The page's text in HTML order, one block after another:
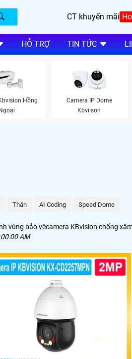
CT khuyến mãi
HỖ TRỢ TIN TỨC
Hồng
Camera IP Dome
Kbviison
Thân AI Coding Speed Dome
vùng bảo vệcamera KBvision chống
AM